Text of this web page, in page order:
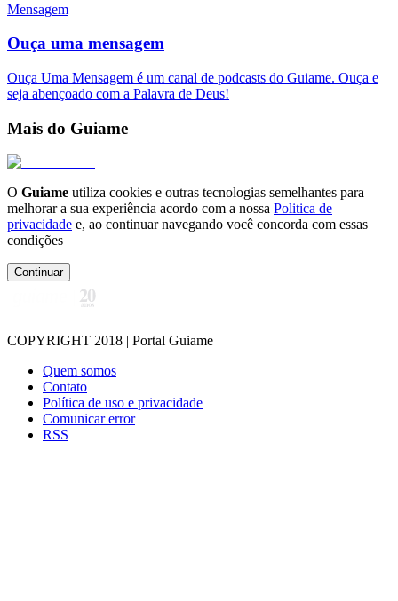
Mensagem
Ouça uma mensagem
Ouça Uma Mensagem é um canal de podcasts do Guiame. Ouça e
seja abençoado com a Palavra de Deus!
Mais do Guiame
O Guiame utiliza cookies e outras tecnologias semelhantes para
melhorar a sua experiência acordo com a nossa Politica de
privacidade e, ao continuar navegando você concorda com essas
condições
Continuar
COPYRIGHT 2018 | Portal Guiame
Quem somos
Contato
Política de uso e privacidade
Comunicar error
RSS